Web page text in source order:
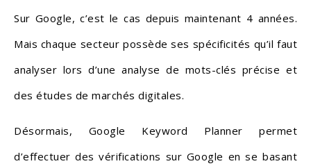
Sur Google, c’est le cas depuis maintenant 4 années.
Mais chaque secteur possède ses spécificités qu’il faut
analyser lors d’une analyse de mots-clés précise et
des études de marchés digitales.
Désormais, Google Keyword Planner permet
d’effectuer des vérifications sur Google en se basant